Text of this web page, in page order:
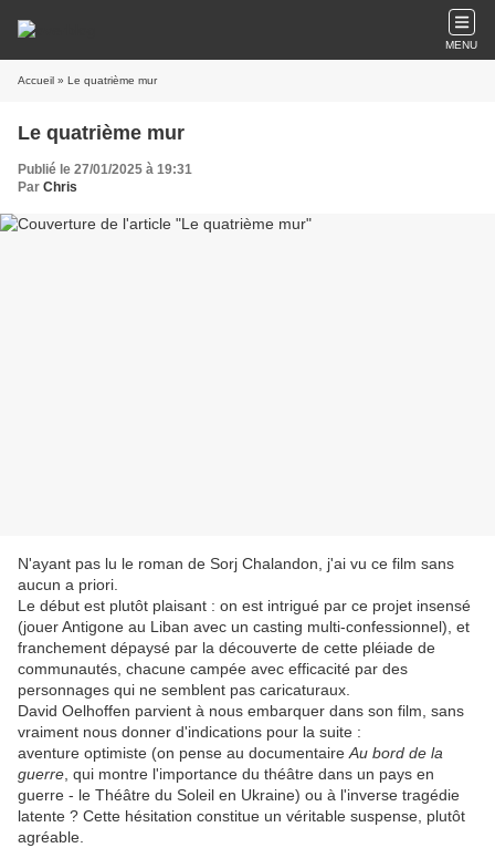
MENU
Accueil » Le quatrième mur
Le quatrième mur
Publié le 27/01/2025 à 19:31
Par Chris
N'ayant pas lu le roman de Sorj Chalandon, j'ai vu ce film sans
aucun a priori.
Le début est plutôt plaisant : on est intrigué par ce projet insensé
(jouer Antigone au Liban avec un casting multi-confessionnel), et
franchement dépaysé par la découverte de cette pléiade de
communautés, chacune campée avec efficacité par des
personnages qui ne semblent pas caricaturaux.
David Oelhoffen parvient à nous embarquer dans son film, sans
vraiment nous donner d'indications pour la suite :
aventure optimiste (on pense au documentaire Au bord de la
guerre , qui montre l'importance du théâtre dans un pays en
guerre - le Théâtre du Soleil en Ukraine) ou à l'inverse tragédie
latente ? Cette hésitation constitue un véritable suspense, plutôt
agréable.